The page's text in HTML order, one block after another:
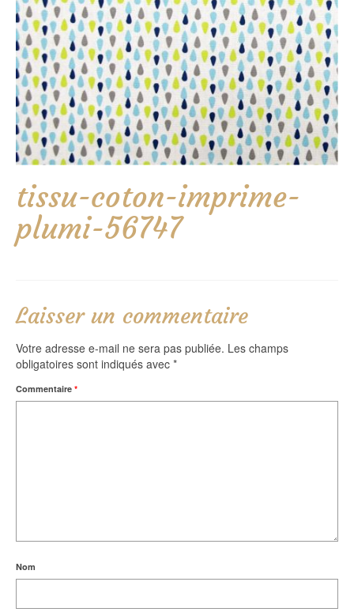
tissu-coton-imprime-
plumi-56747
Laisser un commentaire
Votre adresse e-mail ne sera pas publiée. Les champs
obligatoires sont indiqués avec *
Commentaire *
Nom